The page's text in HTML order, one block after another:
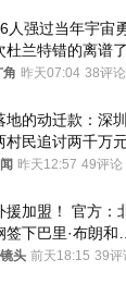
人强过当年宇宙
杜兰特错的离谱了
角 昨天07:04 38评论
地的动迁款：深
村民追讨两千万元
年未果
昨天12:57 49评论
援加盟！ 官方：
签下巴里·布朗和桑
头 前天18:15 39评